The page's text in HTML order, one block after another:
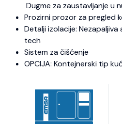
Dugme za zaustavljanje u
Prozirni prozor za pregled
Detalji izolacije:
tech
Sistem za čišćenje
OPCIJA: Kontejnerski tip